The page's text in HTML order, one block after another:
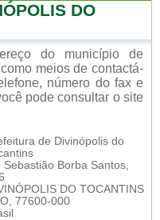
DO
do município de
meios de contactá-
número do fax e
pode consultar o site
de Divinópolis do
Sebastião Borba Santos,
DO TOCANTINS
77600-000